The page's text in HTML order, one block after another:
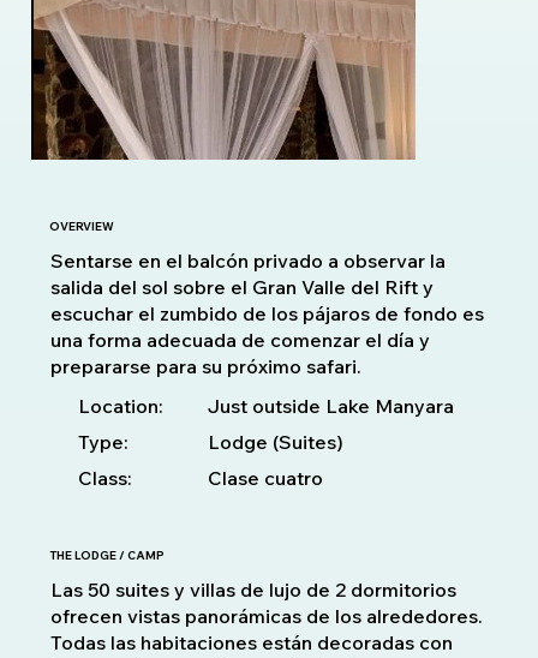
OVERVIEW
Sentarse en el balcón privado a observar la
salida del sol sobre el Gran Valle del Rift y
escuchar el zumbido de los pájaros de fondo es
una forma adecuada de comenzar el día y
prepararse para su próximo safari.
Location:
Just outside Lake Manyara
Type:
Lodge (Suites)
Class:
Clase cuatro
THE LODGE / CAMP
Las 50 suites y villas de lujo de 2 dormitorios
ofrecen vistas panorámicas de los alrededores.
Todas las habitaciones están decoradas con